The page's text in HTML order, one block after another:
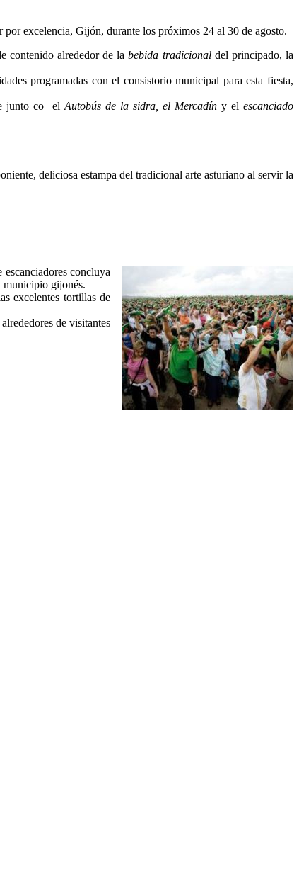
excelencia, Gijón, durante los próximos 24 al 30 de agosto.
contenido alrededor de labebida tradicionaldel principado, la
programadas con el consistorio municipal para esta fiesta,
junto co el Autobús de la sidra, el Mercadín y elescanciado
deliciosa estampa del tradicional arte asturiano al servir la
concluya
municipio gijonés.
excelentes tortillas de
de visitantes